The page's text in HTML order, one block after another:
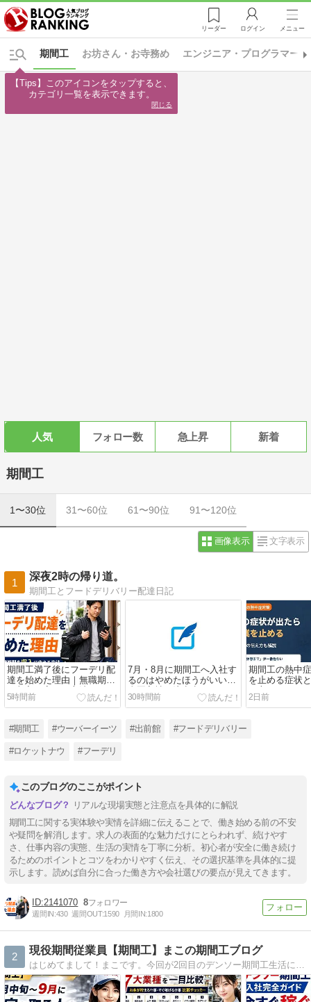
リーダー ログイン メニュー
お坊さん・お寺務め エンジニア・プログラマー
期間工
人気 フォロー数 急上昇 新着
期間工
1〜30位 31〜60位 61〜90位 91〜120位
画像表示 文字表示
1
深夜2時の帰り道。
期間工とフードデリバリー配達日記
期間工満了後にフーデリ配
達を始めた理由｜無職期間
を収入に変える方法
5時間前
7月・8月に期間工へ入社す
るのはやめたほうがいい？
真夏入社の注意点
30時間前
期間工の熱中
を止める症状
え方
2日前
#期間工 #ウーバーイーツ #出前館 #フードデリバリー
#ロケットナウ #フーデリ
このブログのここがポイント
リアルな現場実態と注意点を具体的に解説
期間工に関する実体験や実情を詳細に伝えることで、働き始める前の不安
や疑問を解消します。求人の表面的な魅力だけにとらわれず、続けやす
さ、仕事内容の実態、生活の実情を丁寧に分析。初心者が安全に働き続け
るためのポイントとコツをわかりやすく伝え、その選択基準を具体的に提
示します。読めば自分に合った働き方や会社選びの要点が見えてきます。
2141070 8
週間IN:430 週間OUT:1590 月間IN:1800
2
現役期間従業員【期間工】まこの期間工ブログ
はじめてまして！まこです。今回が2回目のデンソー期間工生活になります。この機会にブログをはじめてみました。よろしくお願いします。
【Tips】このアイコンをタップすると、
カテゴリ一覧を表示できます。
閉じる